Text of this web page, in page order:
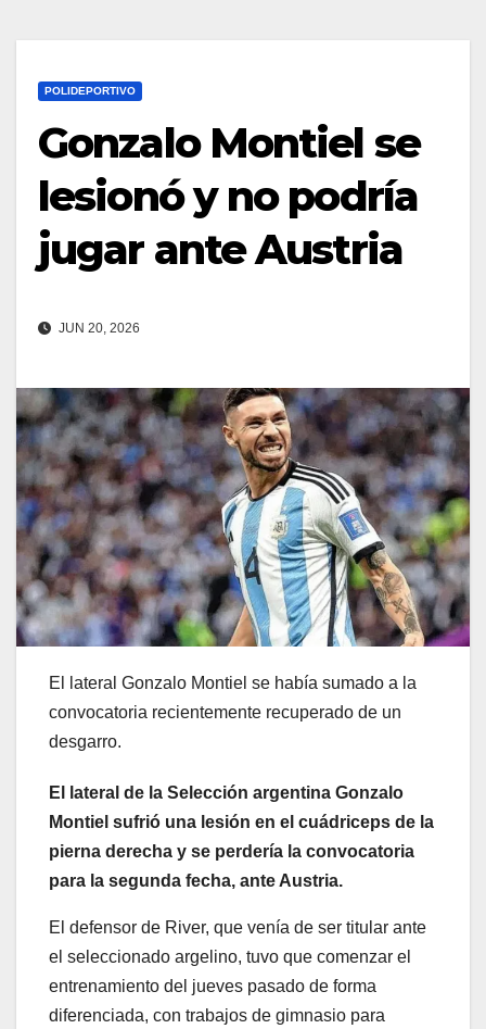
POLIDEPORTIVO
Gonzalo Montiel se
lesionó y no podría
jugar ante Austria
JUN 20, 2026
El lateral Gonzalo Montiel se había sumado a la
convocatoria recientemente recuperado de un
desgarro.
El lateral de la Selección argentina Gonzalo
Montiel sufrió una lesión en el cuádriceps de la
pierna derecha y se perdería la convocatoria
para la segunda fecha, ante Austria.
El defensor de River, que venía de ser titular ante
el seleccionado argelino, tuvo que comenzar el
entrenamiento del jueves pasado de forma
diferenciada, con trabajos de gimnasio para